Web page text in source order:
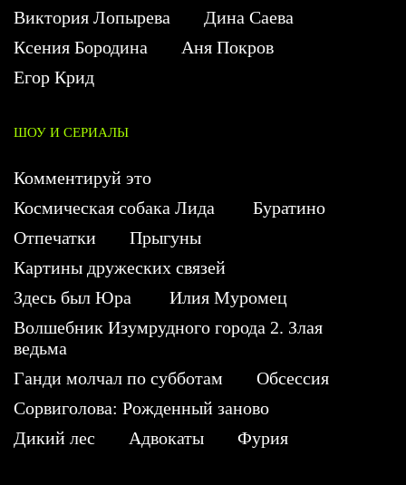
Виктория Лопырева
Дина Саева
Ксения Бородина
Аня Покров
Егор Крид
ШОУ И СЕРИАЛЫ
Комментируй это
Космическая собака Лида
Буратино
Отпечатки
Прыгуны
Картины дружеских связей
Здесь был Юра
Илия Муромец
Волшебник Изумрудного города 2. Злая
ведьма
Ганди молчал по субботам
Обсессия
Сорвиголова: Рожденный заново
Дикий лес
Адвокаты Фурия